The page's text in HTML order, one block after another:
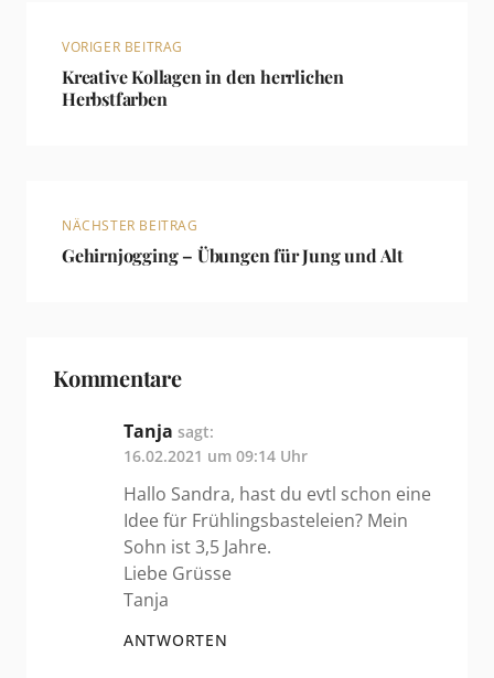
VORIGER BEITRAG
Kreative Kollagen in den herrlichen
Herbstfarben
NÄCHSTER BEITRAG
Gehirnjogging – Übungen für Jung und Alt
Kommentare
Tanja sagt:
16.02.2021 um 09:14 Uhr
Hallo Sandra, hast du evtl schon eine
Idee für Frühlingsbasteleien? Mein
Sohn ist 3,5 Jahre.
Liebe Grüsse
Tanja
ANTWORTEN